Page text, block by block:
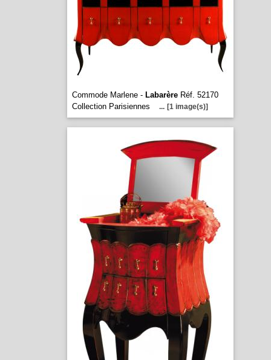
Commode Marlene - LabarèreRéf. 52170
Collection Parisiennes
... [1 image(s)]